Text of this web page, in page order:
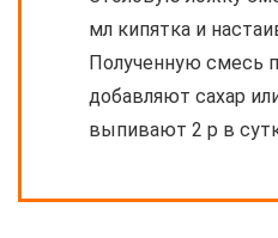
мл кипятка и
Полученную смесь
добавляют сахар
выпивают 2 р в